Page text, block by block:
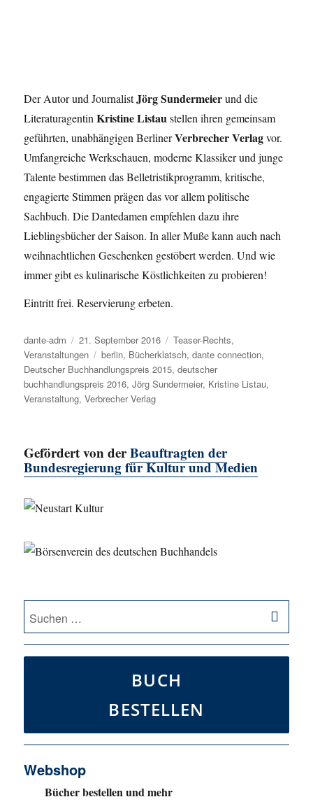
Der Autor und JournalistJörg Sundermeierund die
LiteraturagentinKristine Listau stellen ihren gemeinsam
geführten, unabhängigen BerlinerVerbrecher Verlagvor.
Umfangreiche Werkschauen, moderne Klassiker und junge
Talente bestimmen das Belletristikprogramm, kritische,
engagierte Stimmen prägen das vor allem politische
Sachbuch. Die Dantedamen empfehlen dazu ihre
Lieblingsbücher der Saison. In aller Muße kann auch nach
weihnachtlichen Geschenken gestöbert werden. Und wie
immer gibt es kulinarische Köstlichkeiten zu probieren!
Eintritt frei. Reservierung erbeten.
Autor
dante-adm
Veröffentlicht
am
21. September 2016 Kategorien
Teaser-Rechts,
Veranstaltungen
Schlagwörter
berlin, Bücherklatsch,dante connection,
Deutscher Buchhandlungspreis 2015,deutscher
buchhandlungspreis 2016,Jörg Sundermeier, Kristine Listau,
Veranstaltung,Verbrecher Verlag
Gefördert von derBeauftragten der
Bundesregierung für Kultur und Medien
Suche
nach:
BUCH
BESTELLEN
Webshop
Bücher bestellen und mehr